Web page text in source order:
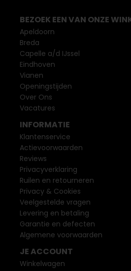
BEZOEK EEN VAN ONZE
Apeldoorn
Breda
Capelle a/d IJssel
Eindhoven
Vianen
Openingstijden
Over Ons
Vacatures
INFORMATIE
Klantenservice
Actievoorwaarden
Reviews
Privacyverklaring
Ruilen en retourneren
Privacy & Cookies
Veelgestelde vragen
Levering en betaling
Garantie en defecten
Algemene voorwaarden
JE ACCOUNT
Winkelwagen